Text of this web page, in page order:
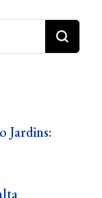
Jardins: